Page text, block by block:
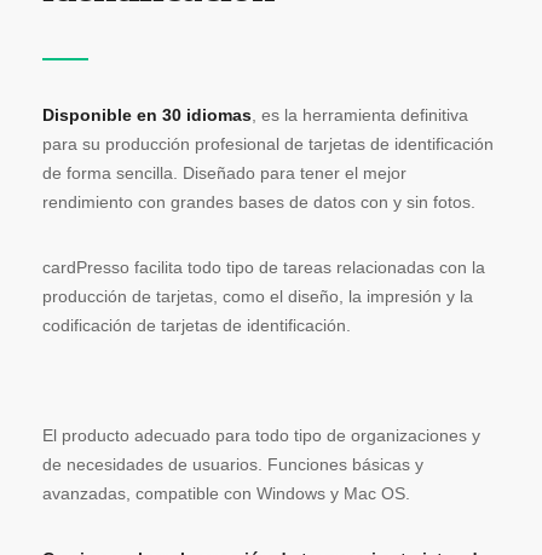
Disponible en 30 idiomas , es la herramienta definitiva
para su producción profesional de tarjetas de identificación
de forma sencilla. Diseñado para tener el mejor
rendimiento con grandes bases de datos con y sin fotos.
cardPresso facilita todo tipo de tareas relacionadas con la
producción de tarjetas, como el diseño, la impresión y la
codificación de tarjetas de identificación.
El producto adecuado para todo tipo de organizaciones y
de necesidades de usuarios. Funciones básicas y
avanzadas, compatible con Windows y Mac OS.